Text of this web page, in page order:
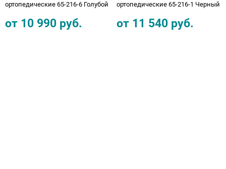
ортопедические 65-216-6 Голубой
от 10 990 руб.
ортопедические 65-216-1 Черный
от 11 540 руб.